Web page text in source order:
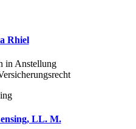
Rhiel
in Anstellung
LL. M.